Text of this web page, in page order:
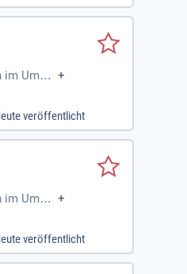
Umga +
veröffentlicht
Umga +
veröffentlicht